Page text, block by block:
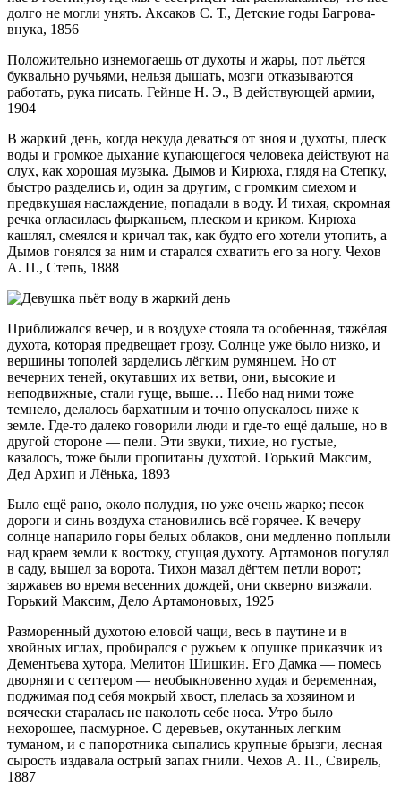
долго не могли унять. Аксаков С. Т., Детские годы Багрова-
внука, 1856
Положительно изнемогаешь от духоты и жары, пот льётся
буквально ручьями, нельзя дышать, мозги отказываются
работать, рука писать. Гейнце Н. Э., В действующей армии,
1904
В жаркий день, когда некуда деваться от зноя и духоты, плеск
воды и громкое дыхание купающегося человека действуют на
слух, как хорошая музыка. Дымов и Кирюха, глядя на Степку,
быстро разделись и, один за другим, с громким смехом и
предвкушая наслаждение, попадали в воду. И тихая, скромная
речка огласилась фырканьем, плеском и криком. Кирюха
кашлял, смеялся и кричал так, как будто его хотели утопить, а
Дымов гонялся за ним и старался схватить его за ногу. Чехов
А. П., Степь, 1888
Приближался вечер, и в воздухе стояла та особенная, тяжёлая
духота, которая предвещает грозу. Солнце уже было низко, и
вершины тополей зарделись лёгким румянцем. Но от
вечерних теней, окутавших их ветви, они, высокие и
неподвижные, стали гуще, выше… Небо над ними тоже
темнело, делалось бархатным и точно опускалось ниже к
земле. Где-то далеко говорили люди и где-то ещё дальше, но в
другой стороне — пели. Эти звуки, тихие, но густые,
казалось, тоже были пропитаны духотой. Горький Максим,
Дед Архип и Лёнька, 1893
Было ещё рано, около полудня, но уже очень жарко; песок
дороги и синь воздуха становились всё горячее. К вечеру
солнце напарило горы белых облаков, они медленно поплыли
над краем земли к востоку, сгущая духоту. Артамонов погулял
в саду, вышел за ворота. Тихон мазал дёгтем петли ворот;
заржавев во время весенних дождей, они скверно визжали.
Горький Максим, Дело Артамоновых, 1925
Разморенный духотою еловой чащи, весь в паутине и в
хвойных иглах, пробирался с ружьем к опушке приказчик из
Дементьева хутора, Мелитон Шишкин. Его Дамка — помесь
дворняги с сеттером — необыкновенно худая и беременная,
поджимая под себя мокрый хвост, плелась за хозяином и
всячески старалась не наколоть себе носа. Утро было
нехорошее, пасмурное. С деревьев, окутанных легким
туманом, и с папоротника сыпались крупные брызги, лесная
сырость издавала острый запах гнили. Чехов А. П., Свирель,
1887